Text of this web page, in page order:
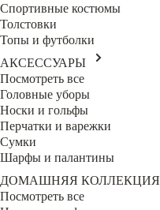
Спортивные костюмы
Толстовки
Топы и футболки
АКСЕССУАРЫ
Посмотреть все
Головные уборы
Носки и гольфы
Перчатки и варежки
Сумки
Шарфы и палантины
ДОМАШНЯЯ КОЛЛЕКЦИЯ
Посмотреть все